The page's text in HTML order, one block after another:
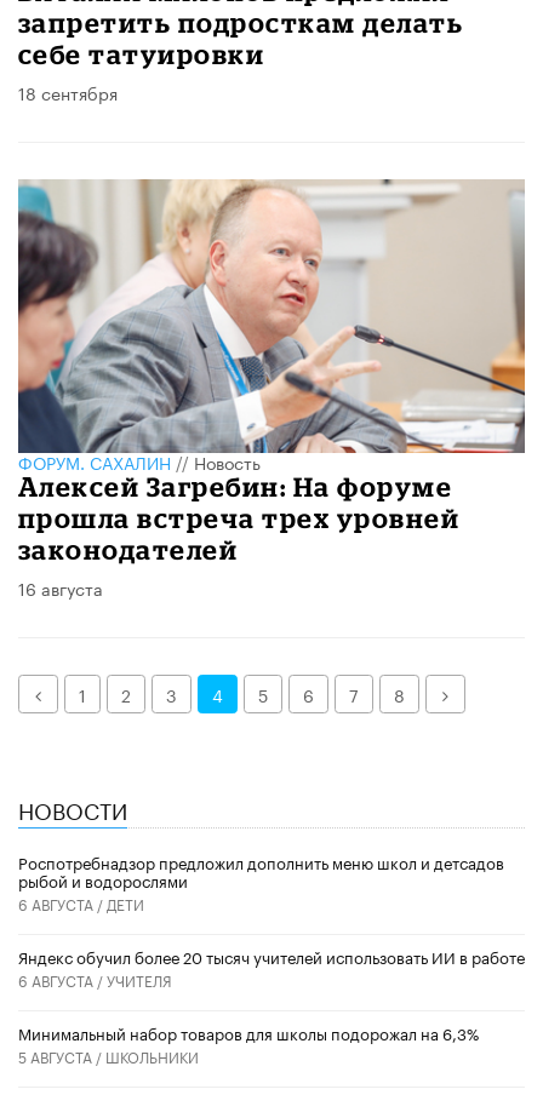
запретить подросткам делать
себе татуировки
18 сентября
ФОРУМ. САХАЛИН//Новость
​Алексей Загребин: На форуме
прошла встреча трех уровней
законодателей
16 августа
Назад1 2 3 4 5 6 7 8 Далее
НОВОСТИ
Роспотребнадзор предложил дополнить меню школ и детсадов
рыбой и водорослями
6 АВГУСТА / ДЕТИ
​Яндекс обучил более 20 тысяч учителей использовать ИИ в работе
6 АВГУСТА /УЧИТЕЛЯ
Минимальный набор товаров для школы подорожал на 6,3%
5 АВГУСТА / ШКОЛЬНИКИ